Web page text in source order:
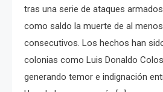
tras una serie de ataques
como saldo la muerte de al
consecutivos. Los hechos han
colonias como Luis Donaldo
generando temor e indignación